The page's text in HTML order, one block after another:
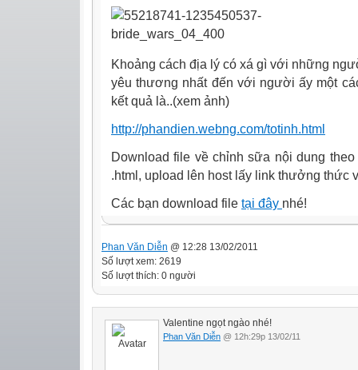
Khoảng cách địa lý có xá gì với những
yêu thương nhất đến với người ấy một
kết quả là..(xem ảnh)
http://phandien.webng.com/totinh.html
Download file về chỉnh sữa nội dung
.html, upload lên host lấy link thưởng thức
Các bạn download file tại đây nhé!
Phan Văn Diễn @ 12:28 13/02/2011
Số lượt xem: 2619
Số lượt thích: 0 người
Valentine ngọt ngào nhé!
Phan Văn Diễn @ 12h:29p 13/02/11